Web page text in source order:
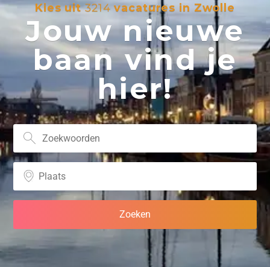
Kies uit3214 vacatures in Zwolle
Jouw nieuwe
baan vind je
hier!